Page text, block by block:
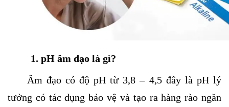
1. pH âm đạo là gì?
Âm đạo có độ pH từ 3,8 – 4,5 đây là pH lý
tưởng có tác dụng bảo vệ và tạo ra hàng rào ngăn